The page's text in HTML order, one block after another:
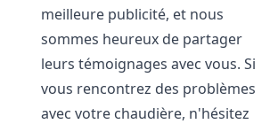
meilleure publicité, et nous
sommes heureux de partager
leurs témoignages avec vous. Si
vous rencontrez des problèmes
avec votre chaudière, n'hésitez